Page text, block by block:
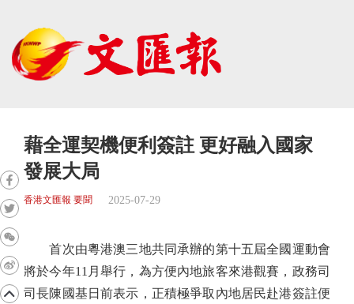
藉全運契機便利簽註 更好融入國家
發展大局
香港文匯報 要聞 2025-07-29
首次由粵港澳三地共同承辦的第十五屆全國運動會
將於今年11月舉行，為方便內地旅客來港觀賽，政務司
司長陳國基日前表示，正積極爭取內地居民赴港簽註便